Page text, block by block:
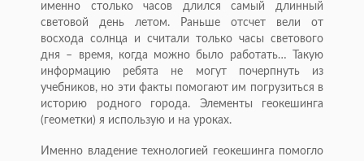
именно столько часов длился самый длинный
световой день летом. Раньше отсчет вели от
восхода солнца и считали только часы светового
дня – время, когда можно было работать… Такую
информацию ребята не могут почерпнуть из
учебников, но эти факты помогают им погрузиться в
историю родного города. Элементы геокешинга
(геометки) я использую и на уроках.
Именно владение технологией геокешинга помогло